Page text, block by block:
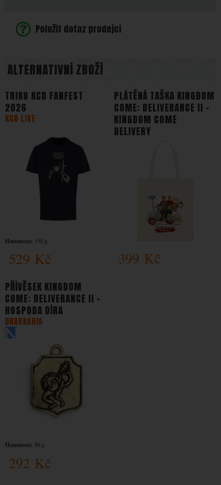
Položit dotaz prodejci
ALTERNATIVNÍ ZBOŽÍ
TRIKO KCD FANFEST
2026
KCD LIVE
529 Kč
Hmotnost: 150 g
PLÁTĚNÁ TAŠKA KINGDOM
COME: DELIVERANCE II -
KINGDOM COME
DELIVERY
399 Kč
PŘÍVĚSEK KINGDOM
COME: DELIVERANCE II -
HOSPODA DÍRA
DRAKKARIA
292 Kč
Hmotnost: 50 g